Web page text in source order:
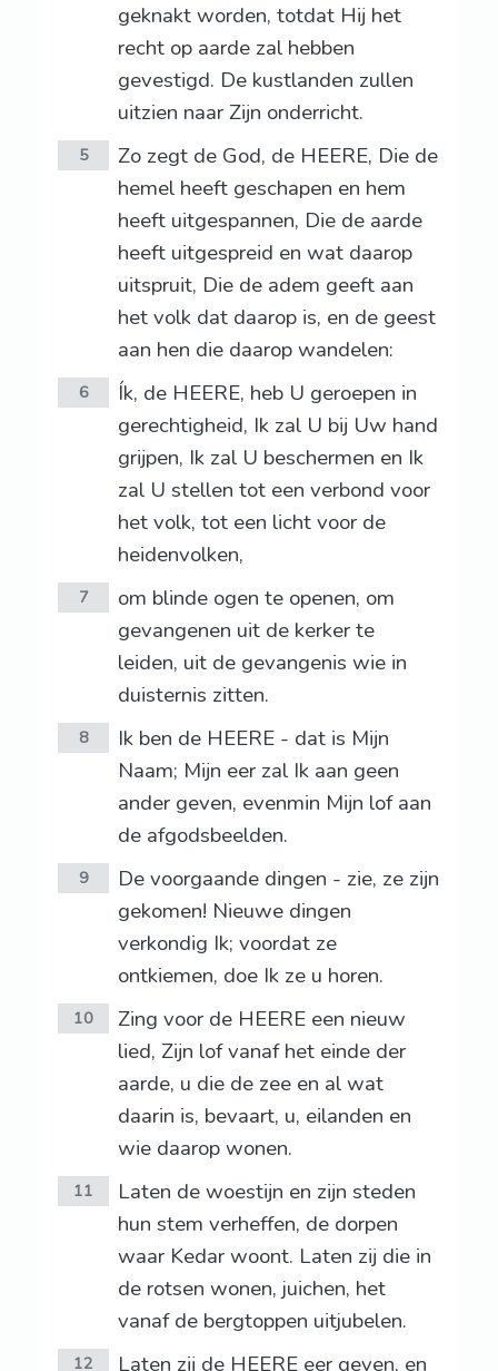
geknakt worden, totdat Hij het
recht op aarde zal hebben
gevestigd. De kustlanden zullen
uitzien naar Zijn onderricht.
5
Zo zegt de God, de HEERE, Die de
hemel heeft geschapen en hem
heeft uitgespannen, Die de aarde
heeft uitgespreid en wat daarop
uitspruit, Die de adem geeft aan
het volk dat daarop is, en de geest
aan hen die daarop wandelen:
6
Ík, de HEERE, heb U geroepen in
gerechtigheid, Ik zal U bij Uw hand
grijpen, Ik zal U beschermen en Ik
zal U stellen tot een verbond voor
het volk, tot een licht voor de
heidenvolken,
7
om blinde ogen te openen, om
gevangenen uit de kerker te
leiden, uit de gevangenis wie in
duisternis zitten.
8
Ik ben de HEERE - dat is Mijn
Naam; Mijn eer zal Ik aan geen
ander geven, evenmin Mijn lof aan
de afgodsbeelden.
9
De voorgaande dingen - zie, ze zijn
gekomen! Nieuwe dingen
verkondig Ik; voordat ze
ontkiemen, doe Ik ze u horen.
10
Zing voor de HEERE een nieuw
lied, Zijn lof vanaf het einde der
aarde, u die de zee en al wat
daarin is, bevaart, u, eilanden en
wie daarop wonen.
11
Laten de woestijn en zijn steden
hun stem verheffen, de dorpen
waar Kedar woont. Laten zij die in
de rotsen wonen, juichen, het
vanaf de bergtoppen uitjubelen.
12 Laten zij de HEERE eer geven, en